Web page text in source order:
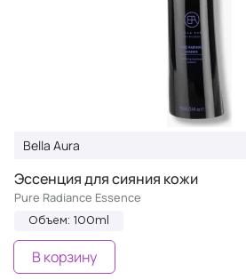
Bella Aura
Эссенция для сияния кожи
Pure Radiance Essence
Объем: 100ml
В корзину